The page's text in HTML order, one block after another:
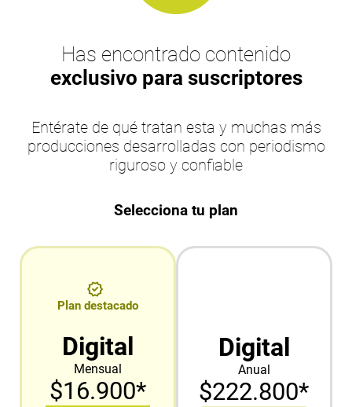
Has encontrado contenido
exclusivo para suscriptores
Entérate de qué tratan esta y muchas más
producciones desarrolladas con periodismo
riguroso y confiable
Selecciona tu plan
Plan destacado
Digital
Mensual
$16.900*
Digital
Anual
$222.800*